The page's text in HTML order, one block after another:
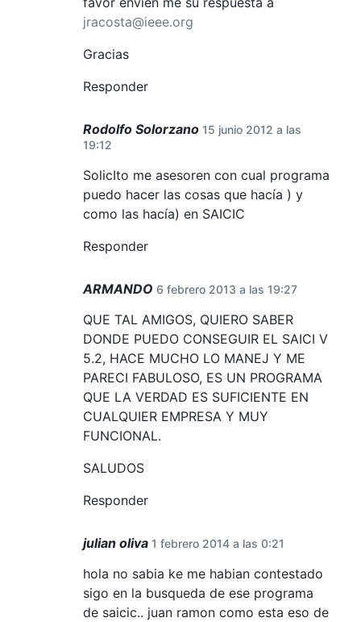
jracosta@ieee.org
Gracias
Responder
Rodolfo Solorzano 15 junio 2012 a las
19:12
SolicIto me asesoren con cual programa
puedo hacer las cosas que hacía ) y
como las hacía) en SAICIC
Responder
ARMANDO 6 febrero 2013 a las 19:27
QUE TAL AMIGOS, QUIERO SABER
DONDE PUEDO CONSEGUIR EL SAICI V
5.2, HACE MUCHO LO MANEJ Y ME
PARECI FABULOSO, ES UN PROGRAMA
QUE LA VERDAD ES SUFICIENTE EN
CUALQUIER EMPRESA Y MUY
FUNCIONAL.
SALUDOS
Responder
julian oliva 1 febrero 2014 a las 0:21
hola no sabia ke me habian contestado
sigo en la busqueda de ese programa
de saicic.. juan ramon como esta eso de